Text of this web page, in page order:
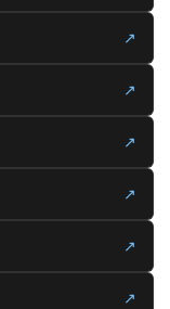
↗
↗
↗
↗
↗
↗